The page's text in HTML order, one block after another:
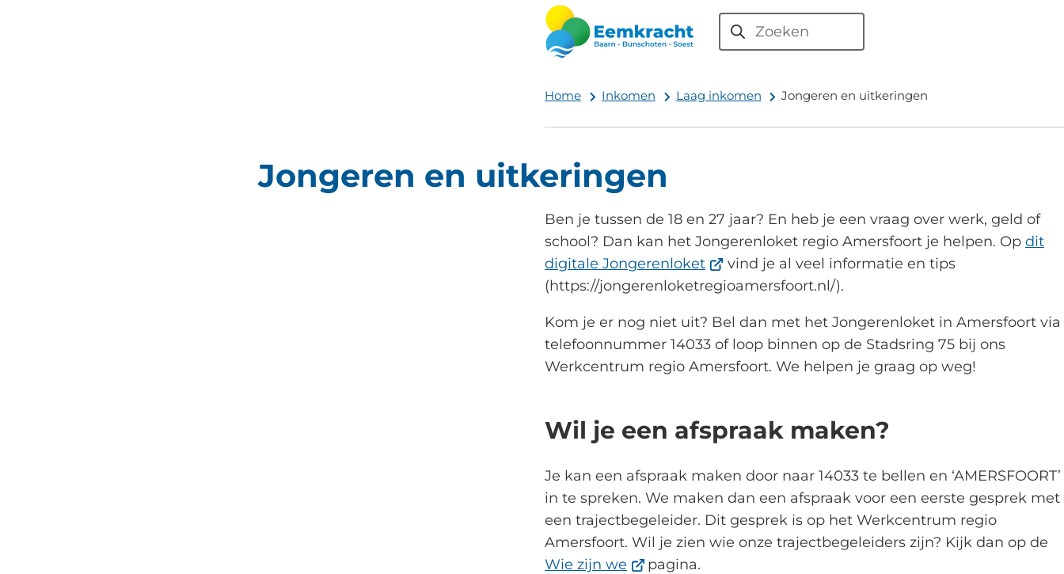
Zoeken
Home Inkomen Laag inkomen Jongeren en uitkeringen
Jongeren en uitkeringen
Ben je tussen de 18 en 27 jaar? En heb je een vraag over werk, geld of
school? Dan kan het Jongerenloket regio Amersfoort je helpen. Op dit
digitale Jongerenloket(Verwijst
naar
externe
website)
vind je al veel informatie en tips
(https://jongerenloketregioamersfoort.nl/).
Kom je er nog niet uit? Bel dan met het Jongerenloket in Amersfoort via
telefoonnummer 14033 of loop binnen op de Stadsring 75 bij ons
Werkcentrum regio Amersfoort. We helpen je graag op weg!
Wil je een afspraak maken?
Je kan een afspraak maken door naar 14033 te bellen en ‘AMERSFOORT’
in te spreken. We maken dan een afspraak voor een eerste gesprek met
een trajectbegeleider. Dit gesprek is op het Werkcentrum regio
Amersfoort. Wil je zien wie onze trajectbegeleiders zijn? Kijk dan op de
Wie zijn we (Verwijst
pagina.